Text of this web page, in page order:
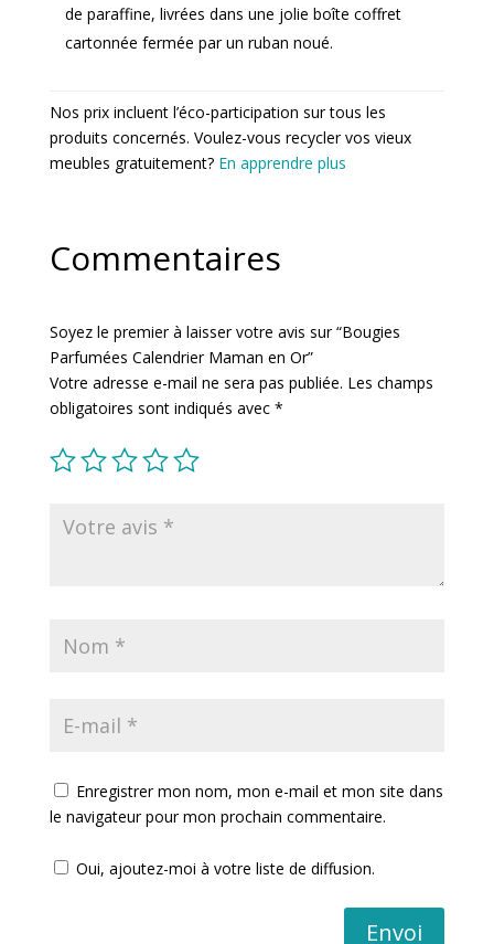
de paraffine, livrées dans une jolie boîte coffret
cartonnée fermée par un ruban noué.
Nos prix incluent l’éco-participation sur tous les
produits concernés. Voulez-vous recycler vos vieux
meubles gratuitement?En apprendre plus
Commentaires
Soyez le premier à laisser votre avis sur “Bougies
Parfumées Calendrier Maman en Or”
Votre adresse e-mail ne sera pas publiée. Les champs
obligatoires sont indiqués avec *
Enregistrer mon nom, mon e-mail et mon site dans
le navigateur pour mon prochain commentaire.
Oui, ajoutez-moi à votre liste de diffusion.
Envoi